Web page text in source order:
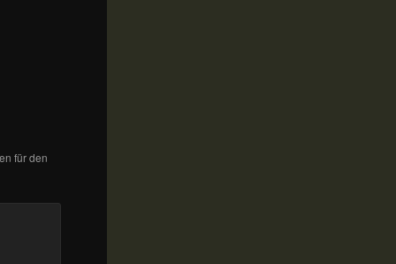
für den